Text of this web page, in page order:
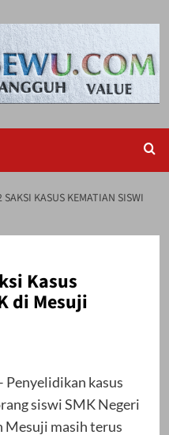
KASUS KEMATIAN SISWI
Kasus
di Mesuji
Penyelidikan kasus
siswi SMK Negeri
Mesuji masih terus